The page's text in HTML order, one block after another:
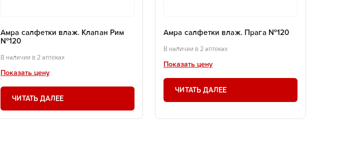
Амра салфетки влаж. Клапан Рим
№120
В наличии в 2 аптеках
Показать цену
ЧИТАТЬ ДАЛЕЕ
Амра салфетки влаж. Прага №120
В наличии в 2 аптеках
Показать цену
ЧИТАТЬ ДАЛЕЕ